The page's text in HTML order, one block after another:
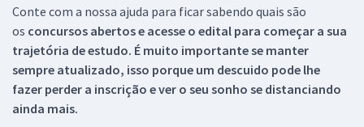
Conte com a nossa ajuda para ficar sabendo quais são
os concursos abertos e acesse o edital para começar a sua
trajetória de estudo. É muito importante se manter
sempre atualizado, isso porque um descuido pode lhe
fazer perder a inscrição e ver o seu sonho se distanciando
ainda mais.